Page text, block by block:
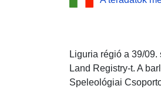
Liguria régió a 39/
Land Registry-t. A
Speleológiai